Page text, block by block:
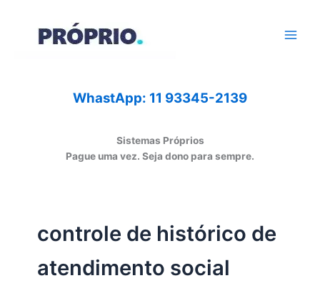
WhastApp: 11 93345-2139
Sistemas Próprios
Pague uma vez. Seja dono para sempre.
controle de histórico de
atendimento social